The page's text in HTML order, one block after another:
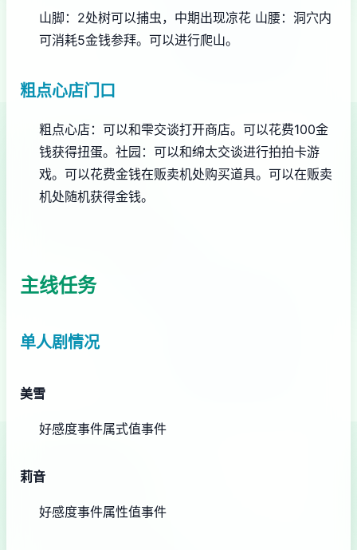
山脚：2处树可以捕虫，中期出现凉花 山腰：洞穴内
可消耗5金钱参拜。可以进行爬山。
粗点心店门口
粗点心店：可以和雫交谈打开商店。可以花费100金
钱获得扭蛋。 社园：可以和绵太交谈进行拍拍卡游
戏。可以花费金钱在贩卖机处购买道具。可以在贩卖
机处随机获得金钱。
主线任务
单人剧情况
美雪
好感度事件属式值事件
莉音
好感度事件属性值事件